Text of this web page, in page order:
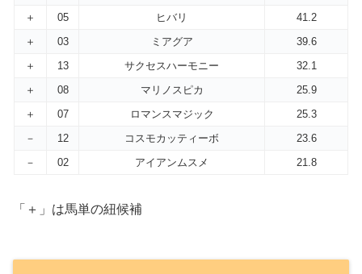
＋
05 ヒバリ
41.2
＋
03 ミアグア
39.6
＋
13 サクセスハーモニー
32.1
＋
08 マリノスピカ
25.9
＋
07 ロマンスマジック
25.3
－
12 コスモカッティーボ
23.6
－
02 アイアンムスメ 21.8
「＋」は馬単の紐候補